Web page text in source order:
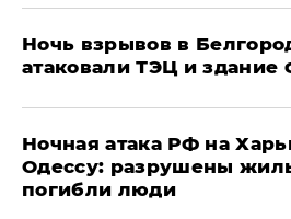
​Ночь взрывов в
атаковали ТЭЦ и здание
​Ночная атака РФ на
Одессу: разрушены
погибли люди